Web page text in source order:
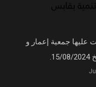
عليها جمعية إعمار و